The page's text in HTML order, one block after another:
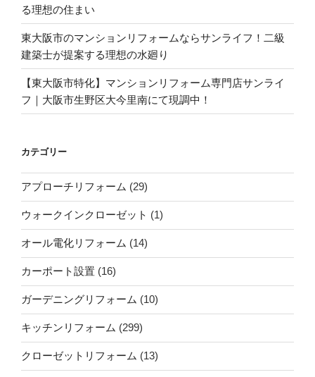
る理想の住まい
東大阪市のマンションリフォームならサンライフ！二級
建築士が提案する理想の水廻り
【東大阪市特化】マンションリフォーム専門店サンライ
フ｜大阪市生野区大今里南にて現調中！
カテゴリー
アプローチリフォーム (29)
ウォークインクローゼット (1)
オール電化リフォーム (14)
カーポート設置 (16)
ガーデニングリフォーム (10)
キッチンリフォーム (299)
クローゼットリフォーム (13)